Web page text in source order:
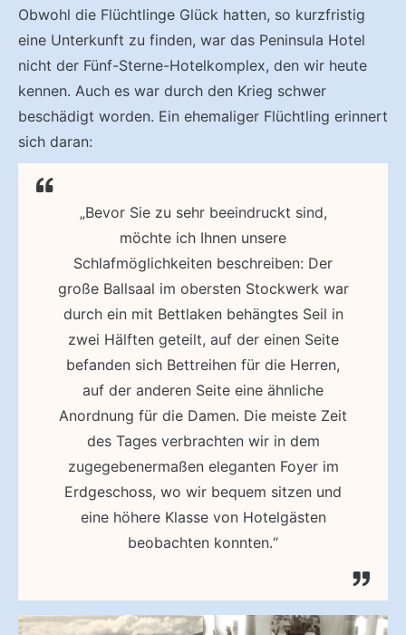
Obwohl die Flüchtlinge Glück hatten, so kurzfristig
eine Unterkunft zu finden, war das Peninsula Hotel
nicht der Fünf-Sterne-Hotelkomplex, den wir heute
kennen. Auch es war durch den Krieg schwer
beschädigt worden. Ein ehemaliger Flüchtling erinnert
sich daran:
„Bevor Sie zu sehr beeindruckt sind,
möchte ich Ihnen unsere
Schlafmöglichkeiten beschreiben: Der
große Ballsaal im obersten Stockwerk war
durch ein mit Bettlaken behängtes Seil in
zwei Hälften geteilt, auf der einen Seite
befanden sich Bettreihen für die Herren,
auf der anderen Seite eine ähnliche
Anordnung für die Damen. Die meiste Zeit
des Tages verbrachten wir in dem
zugegebenermaßen eleganten Foyer im
Erdgeschoss, wo wir bequem sitzen und
eine höhere Klasse von Hotelgästen
beobachten konnten.“